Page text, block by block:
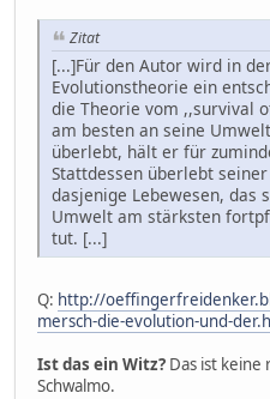
Zitat
[...]Für den Autor wird in
Evolutionstheorie ein
die Theorie vom ,,survival
am besten an seine
überlebt, hält er für
Stattdessen überlebt
dasjenige Lebewesen, das
Umwelt am stärksten
tut. [...]
Q: http://
mersch-die-evolution-und-
Ist das ein Witz? Das ist keine
Schwalmo.